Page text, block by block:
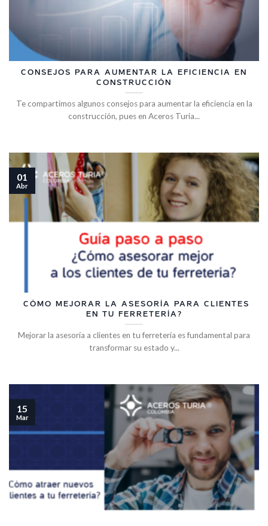
CONSEJOS PARA AUMENTAR LA EFICIENCIA EN
CONSTRUCCIÓN
Te compartimos algunos consejos para aumentar la eficiencia en la
construcción, pues en Aceros Turia...
¿CÓMO MEJORAR LA ASESORÍA PARA CLIENTES
EN TU FERRETERÍA?
Mejorar la asesoría a clientes en tu ferretería es fundamental para
transformar su estado y...
01
Abr
15
Mar